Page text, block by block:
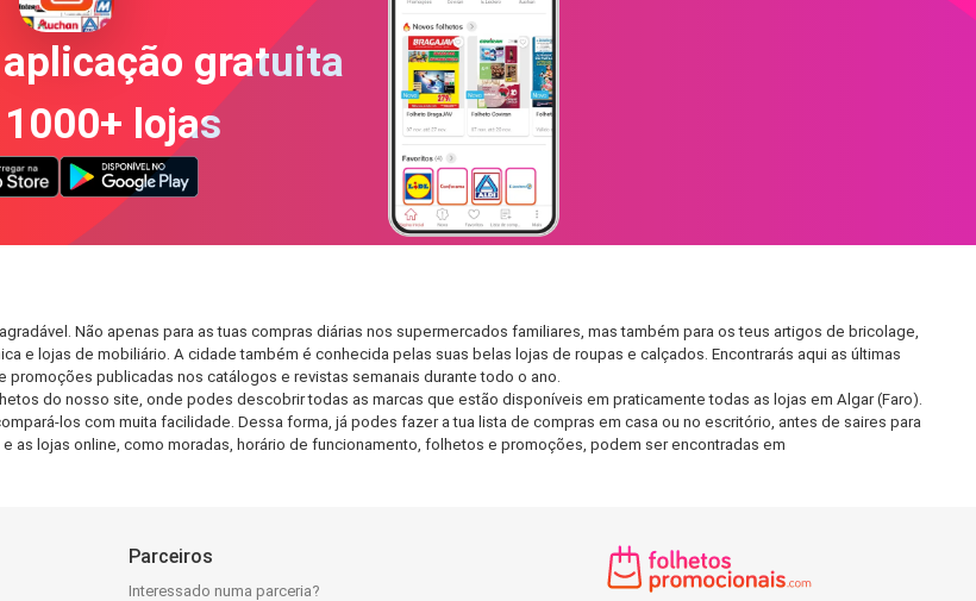
gratuita
lojas
Não apenas para as tuas compras diárias nos supermercados familiares, mas também para os teus artigos de bricolage,
e lojas de mobiliário. A cidade também é conhecida pelas suas belas lojas de roupas e calçados. Encontrarás aqui as últimas
publicadas nos catálogos e revistas semanais durante todo o ano.
do nosso site, onde podes descobrir todas as marcas que estão disponíveis em praticamente todas as lojas em Algar (Faro).
los com muita facilidade. Dessa forma, já podes fazer a tua lista de compras em casa ou no escritório, antes de saires para
as lojas online, como moradas, horário de funcionamento, folhetos e promoções, podem ser encontradas em
Parceiros
Interessado numa parceria?